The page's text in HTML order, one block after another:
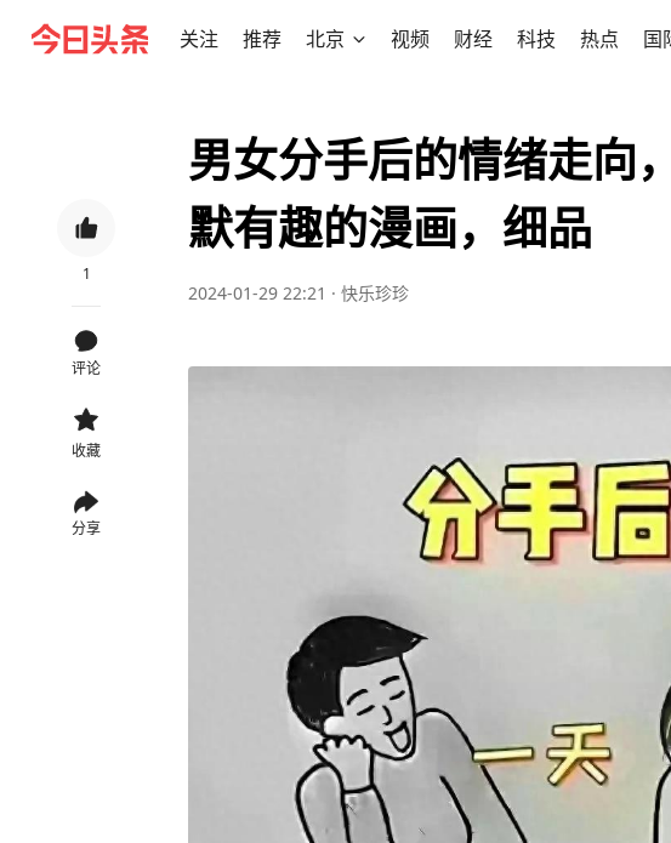
关注 推荐 北京 视频 财经 科技 热点 国
1
评论
收藏
分享
男女分手后的情绪走向
默有趣的漫画，细品
2024-01-29 22:21 · 快乐珍珍